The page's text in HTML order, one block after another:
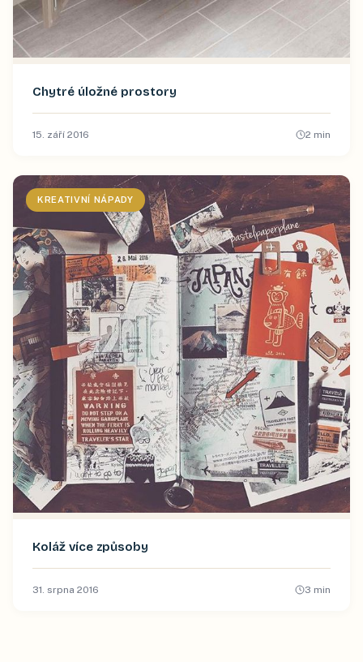
Chytré úložné prostory
15. září 2016 2 min
KREATIVNÍ NÁPADY
Koláž více způsoby
31. srpna 2016 3 min